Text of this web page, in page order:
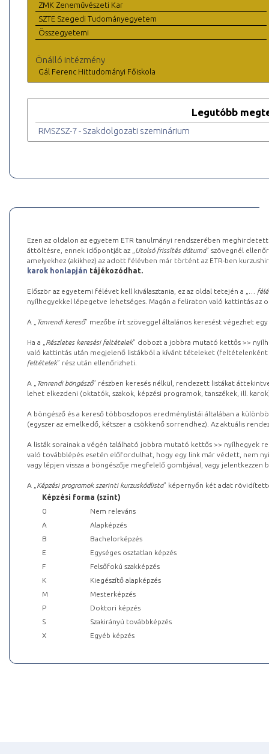
ZMK Zeneművészeti Kar
SZTE Szegedi Tudományegyetem
Összegyetemi
Önálló intézmény
Gál Ferenc Hittudományi Főiskola
Legutóbb
RMSZSZ-7 - Szakdolgozati szeminárium
Ezen az oldalon az egyetem ETR tanulmányi rendszerében
áttöltésre, ennek időpontját az „ Utolsó frissítés dátuma” szövegnél
amelyekhez (akikhez) az adott félévben már történt az ETR-ben
karok honlapján tájékozódhat.
Először az egyetemi félévet kell kiválasztania, ez az oldal tetején a „
…
nyílhegyekkel lépegetve lehetséges. Magán a feliraton való kattintás az
A „ Tanrendi kereső” mezőbe írt szöveggel általános keresést végezhet
Ha a „ Részletes keresési feltételek” dobozt a jobbra mutató kettős >>
való kattintás után megjelenő listákból a kívánt tételeket (feltételenként
feltételek” rész után ellenőrizheti.
A „ Tanrendi böngésző” részben keresés nélkül, rendezett listákat
lehet elkezdeni (oktatók, szakok, képzési programok, tanszékek, ill.
A böngésző és a kereső többoszlopos eredménylistái általában a
(egyszer az emelkedő, kétszer a csökkenő sorrendhez). Az aktuális
A listák sorainak a végén található jobbra mutató kettős >> nyílhegyek
való továbblépés esetén előfordulhat, hogy egy link már védett, nem
vagy lépjen vissza a böngészője megfelelő gombjával, vagy
A „ Képzési programok szerinti kurzuskódlista” képernyőn két adat
Képzési forma (szint)
0
Nem releváns
A
Alapképzés
B
Bachelorképzés
E
Egységes osztatlan képzés
F
Felsőfokú szakképzés
K
Kiegészítő alapképzés
M
Mesterképzés
P
Doktori képzés
S
Szakirányú továbbképzés
X
Egyéb képzés